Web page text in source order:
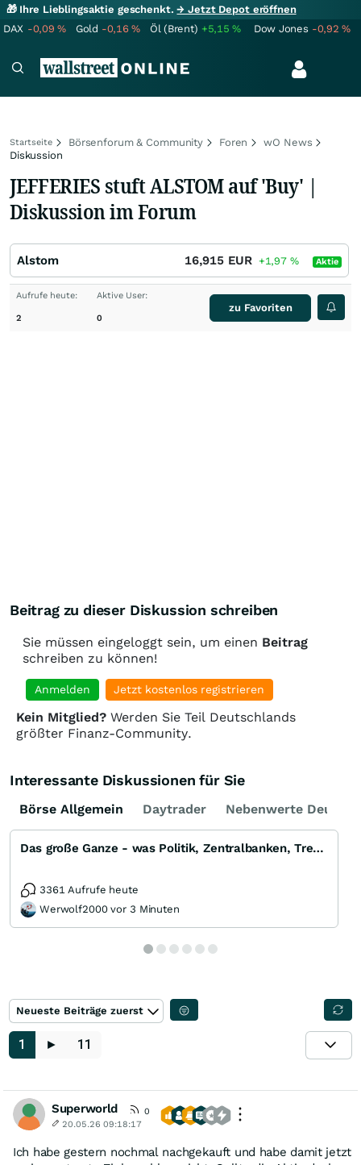
🎁 Ihre Lieblingsaktie geschenkt.→ Jetzt Depot eröffnen
DAX -0,09% Gold -0,16% Öl (Brent) +5,15% Dow Jones -0,92%
Startseite Börsenforum & Community Foren
wO News
Diskussion
JEFFERIES stuft ALSTOM auf 'Buy' |
Diskussion im Forum
Alstom 16,915 EUR +1,97 % Aktie
Aufrufe heute:
2
Aktive User:
0
zu Favoriten
Beitrag zu dieser Diskussion schreiben
Sie müssen eingeloggt sein, um einen Beitrag
schreiben zu können!
Anmelden Jetzt kostenlos registrieren
Kein Mitglied? Werden Sie Teil Deutschlands
größter Finanz-Community.
Interessante Diskussionen für Sie
Börse Allgemein Daytrader Nebenwerte
Das große Ganze - was Politik, Zentralbanken, Trends, Medien und Gesellschaft mit Aktien, Rohstoffen
3361 Aufrufe heute
Werwolf2000 vor 3 Minuten
Neueste Beiträge zuerst
1 ► 11
Superworld
0
20.05.26 09:18:17
Ich habe gestern nochmal nachgekauft und habe damit jetzt